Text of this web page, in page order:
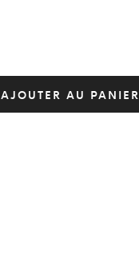
AJOUTER AU PANIER